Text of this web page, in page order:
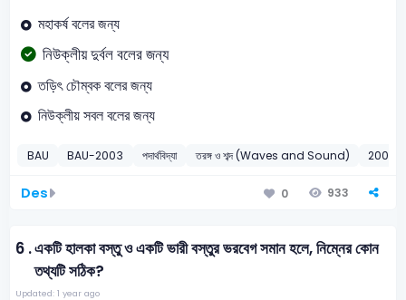
মহাকর্ষ বলের জন্য
নিউক্লীয় দুর্বল বলের জন্য
তড়িৎ চৌম্বক বলের জন্য
নিউক্লীয় সবল বলের জন্য
BAU BAU-2003 পদার্থবিদ্যা তরঙ্গ ও শব্দ (Waves and Sound) 2003
Des 0 933
6 .একটি হালকা বস্তু ও একটি ভারী বস্তুর ভরবেগ সমান হলে, নিম্নের কোন
তথ্যটি সঠিক?
Updated: 1 year ago